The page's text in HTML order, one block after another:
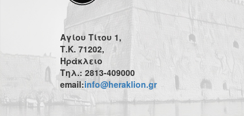
Αγίου Τίτου 1,
Τ.Κ. 71202,
Ηράκλειο
Τηλ.: 2813-409000
email:info@heraklion.gr